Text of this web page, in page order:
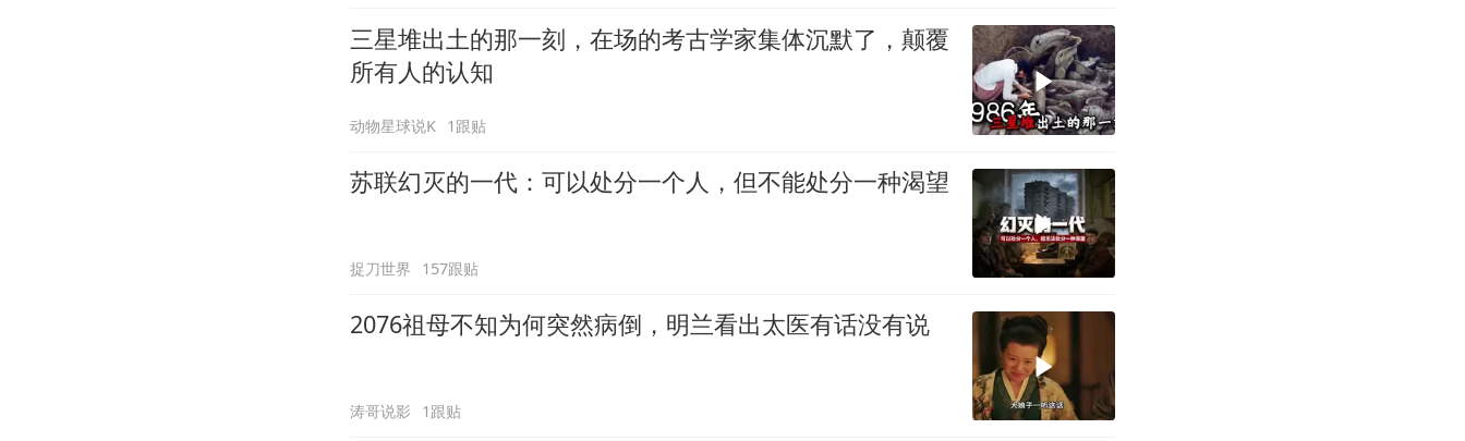
三星堆出土的那一刻，在场的考古学家集体沉默了，颠覆
所有人的认知
动物星球说K 1跟贴
苏联幻灭的一代：可以处分一个人，但不能处分一种渴望
捉刀世界 157跟贴
2076祖母不知为何突然病倒，明兰看出太医有话没有说
涛哥说影 1跟贴